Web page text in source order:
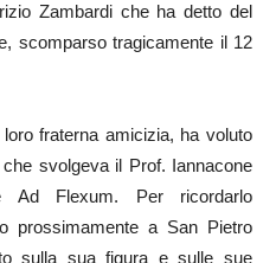
Zambardi che ha detto del
scomparso tragicamente il 12
fraterna amicizia, ha voluto
che svolgeva il Prof. Iannacone
Ad Flexum. Per ricordarlo
prossimamente a San Pietro
sulla sua figura e sulle sue